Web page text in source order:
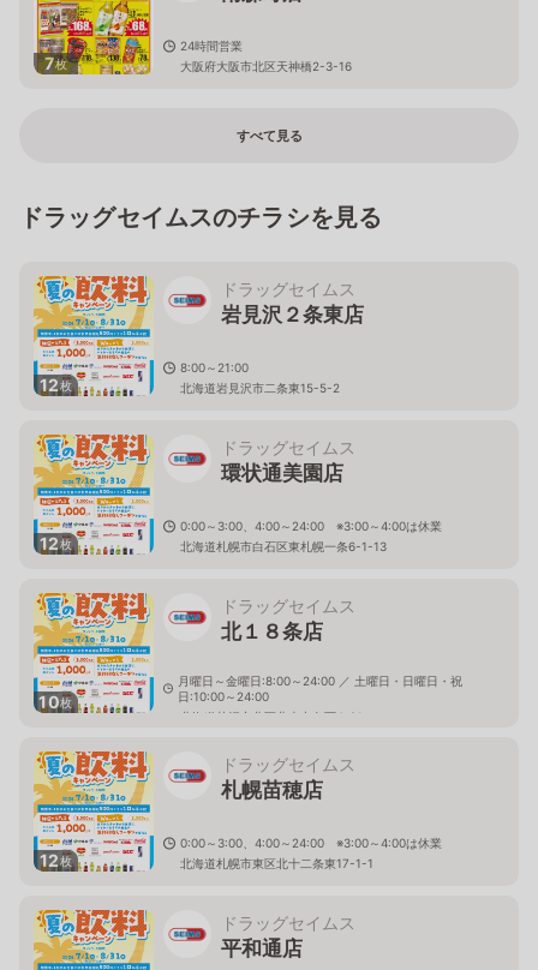
7枚
24時間営業
大阪府大阪市北区天神橋2-3-16
すべて見る
ドラッグセイムスのチラシを見る
12枚
ドラッグセイムス
岩見沢２条東店
8:00～21:00
北海道岩見沢市二条東15-5-2
12枚
ドラッグセイムス
環状通美園店
0:00～3:00、4:00～24:00 ※3:00～4:00は休業
北海道札幌市白石区東札幌一条6-1-13
10枚
ドラッグセイムス
北１８条店
月曜日～金曜日:8:00～24:00 ／ 土曜日・日曜日・祝
日:10:00～24:00
北海道札幌市北区北十七条西4-21
12枚
ドラッグセイムス
札幌苗穂店
0:00～3:00、4:00～24:00 ※3:00～4:00は休業
北海道札幌市東区北十二条東17-1-1
ドラッグセイムス
平和通店